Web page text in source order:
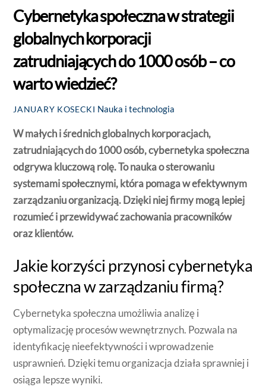
Cybernetyka społeczna w strategii
globalnych korporacji
zatrudniających do 1000 osób – co
warto wiedzieć?
JANUARY KOSECKI Nauka i technologia
W małych i średnich globalnych korporacjach,
zatrudniających do 1000 osób, cybernetyka społeczna
odgrywa kluczową rolę. To nauka o sterowaniu
systemami społecznymi, która pomaga w efektywnym
zarządzaniu organizacją. Dzięki niej firmy mogą lepiej
rozumieć i przewidywać zachowania pracowników
oraz klientów.
Jakie korzyści przynosi cybernetyka
społeczna w zarządzaniu firmą?
Cybernetyka społeczna umożliwia analizę i
optymalizację procesów wewnętrznych. Pozwala na
identyfikację nieefektywności i wprowadzenie
usprawnień. Dzięki temu organizacja działa sprawniej i
osiąga lepsze wyniki.